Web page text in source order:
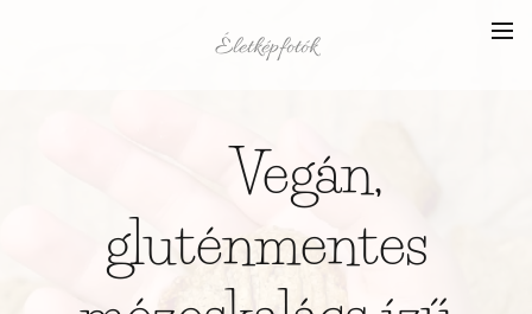
Életképfotók
🍪 Vegán,
gluténmentes